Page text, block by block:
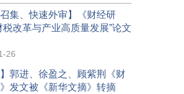
召集、快速外审】《财经研
税改革与产业高质量发展”论文
26
】郭进、徐盈之、顾紫荆《财
发文被《新华文摘》转摘